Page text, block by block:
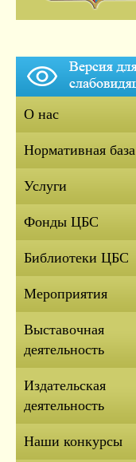
О нас
Нормативная база
Услуги
Фонды ЦБС
Библиотеки ЦБС
Мероприятия
Выставочная
деятельность
Издательская
деятельность
Наши конкурсы